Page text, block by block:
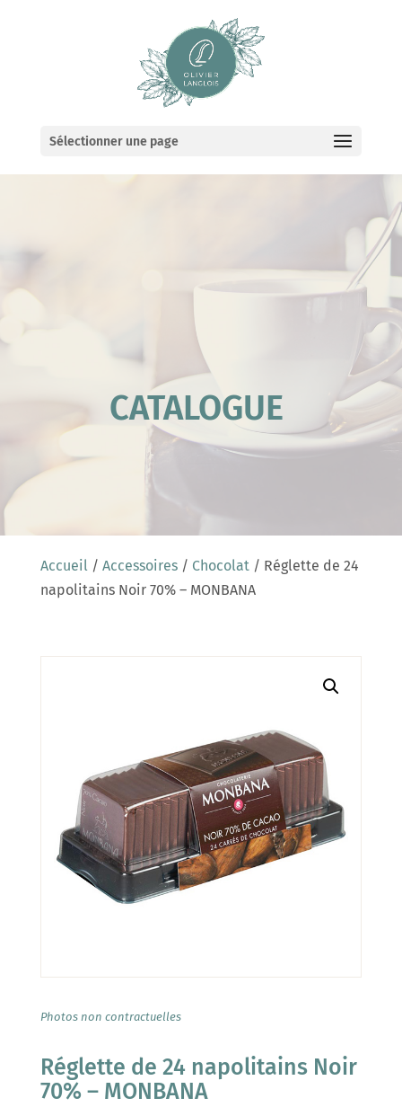
Sélectionner une page
CATALOGUE
Accueil/ Accessoires/ Chocolat/ Réglette de 24
napolitains Noir 70% – MONBANA
Photos non contractuelles
Réglette de 24 napolitains Noir
70% – MONBANA